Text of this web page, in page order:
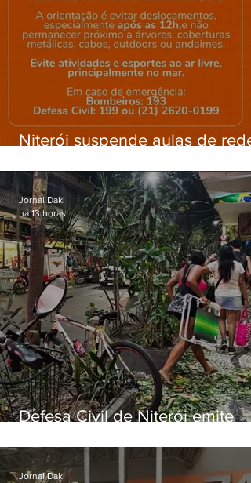
Niterói suspende aulas de rede
ventos fortes nesta sexta (7)
Defesa Civil de Niterói emite
sexta-feira (07)
Jornal Daki
há 13 horas
Jornal Daki